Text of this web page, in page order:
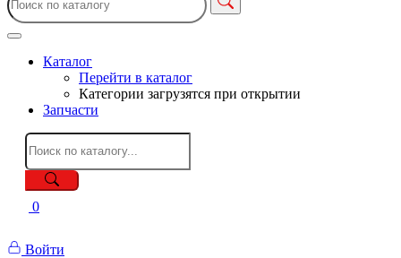
Каталог
Перейти в каталог
Категории загрузятся при открытии
Запчасти
0
Войти